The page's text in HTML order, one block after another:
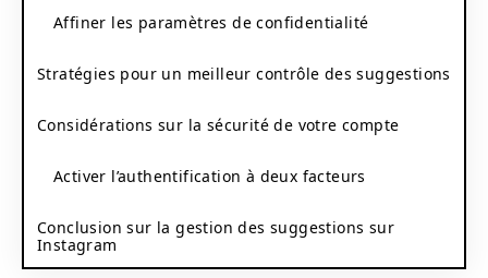
Affiner les paramètres de confidentialité
Stratégies pour un meilleur contrôle des suggestions
Considérations sur la sécurité de votre compte
Activer l’authentification à deux facteurs
Conclusion sur la gestion des suggestions sur
Instagram